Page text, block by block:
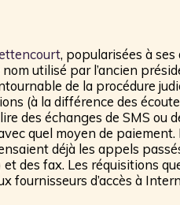
, popularisées à
nom utilisé par l’ancien
de la procédure
(à la différence des
des échanges de SMS ou
quel moyen de
déjà les appels
des fax. Les réquisitions
fournisseurs d’accès à